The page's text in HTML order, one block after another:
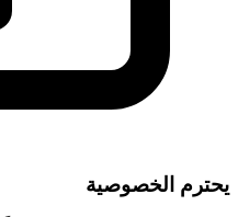
يحترم الخصوصية